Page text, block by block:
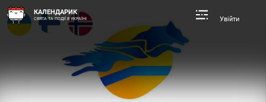
КАЛЕНДАРИК
СВЯТА ТА ПОДІЇ В УКРАЇНІ Увійти